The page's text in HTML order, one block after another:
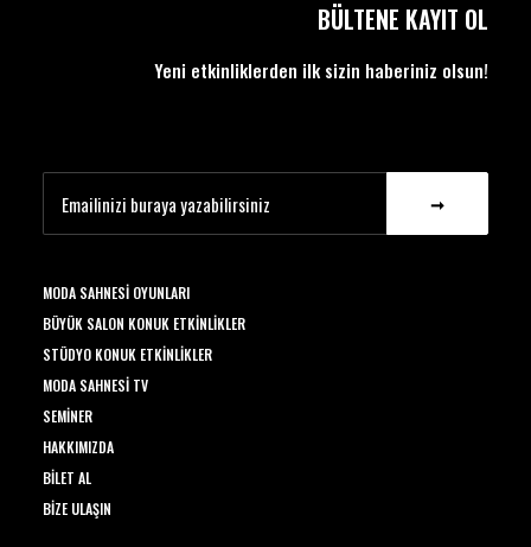
BÜLTENE KAYIT OL
Yeni etkinliklerden ilk sizin haberiniz olsun!
MODA SAHNESI OYUNLARI
BÜYÜK SALON KONUK ETKINLIKLER
STÜDYO KONUK ETKINLIKLER
MODA SAHNESI TV
SEMINER
HAKKIMIZDA
BILET AL
BIZE ULAŞIN